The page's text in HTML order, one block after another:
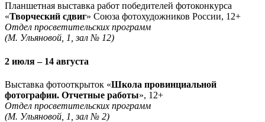
Планшетная выставка работ победителей фотоконкурса
«Творческий сдвиг» Союза фотохудожников России, 12+
Отдел просветительских программ
(М. Ульяновой, 1, зал № 12)
2 июля – 14 августа
Выставка фотооткрыток «Школа провинциальной
фотографии. Отчетные работы», 12+
Отдел просветительских программ
(М. Ульяновой, 1, зал № 2)